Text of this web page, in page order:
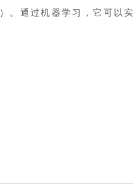
通过机器学习，它可以